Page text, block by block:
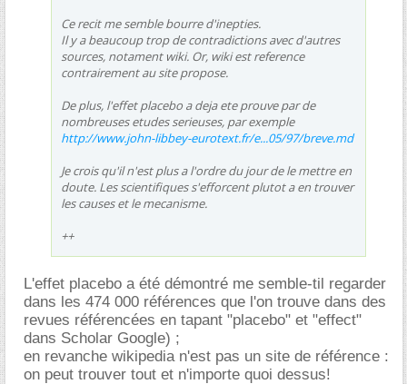
Ce recit me semble bourre d'inepties.
Il y a beaucoup trop de contradictions avec d'autres
sources, notament wiki. Or, wiki est reference
contrairement au site propose.
De plus, l'effet placebo a deja ete prouve par de
nombreuses etudes serieuses, par exemple
http://www.john-libbey-eurotext.fr/e...05/97/breve.md
Je crois qu'il n'est plus a l'ordre du jour de le mettre en
doute. Les scientifiques s'efforcent plutot a en trouver
les causes et le mecanisme.
++
L'effet placebo a été démontré me semble-til regarder
dans les 474 000 références que l'on trouve dans des
revues référencées en tapant "placebo" et "effect"
dans Scholar Google) ;
en revanche wikipedia n'est pas un site de référence :
on peut trouver tout et n'importe quoi dessus!